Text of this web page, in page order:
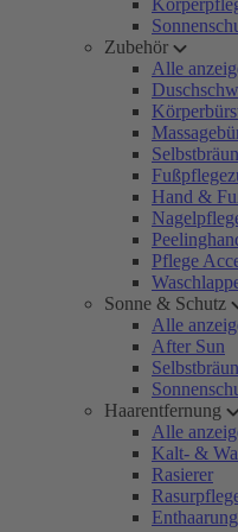
Zubehör
Alle
Hand &
Pflege
Sonne & Schutz
Alle
After Sun
Haarentfernung
Alle
Kalt- &
Rasierer